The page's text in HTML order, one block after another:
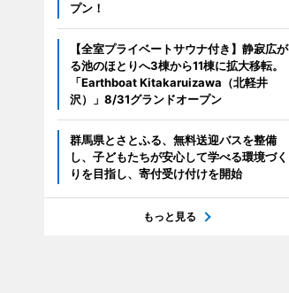
プン！
【全室プライベートサウナ付き】静寂広が
る池のほとりへ3棟から11棟に拡大移転。
「Earthboat Kitakaruizawa（北軽井
沢）」8/31グランドオープン
群馬県とさとふる、無料送迎バスを整備
し、子どもたちが安心して学べる環境づく
りを目指し、寄付受け付けを開始
もっと見る